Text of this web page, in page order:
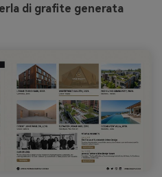
di grafite generata